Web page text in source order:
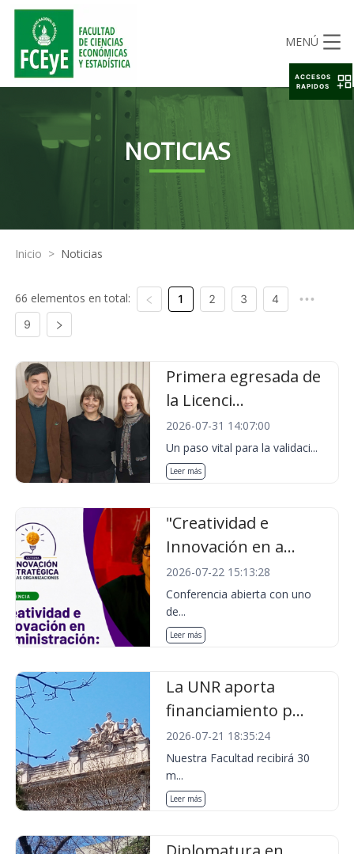
MENÚ
NOTICIAS
Inicio > Noticias
66 elementos en total: 1 2 3 4 •••
9
Primera egresada de
la Licenci...
2026-07-31 14:07:00
Un paso vital para la validaci...
Leer más
"Creatividad e
Innovación en a...
2026-07-22 15:13:28
Conferencia abierta con uno
de...
Leer más
La UNR aporta
financiamiento p...
2026-07-21 18:35:24
Nuestra Facultad recibirá 30
m...
Leer más
ACCESOS
RAPIDOS